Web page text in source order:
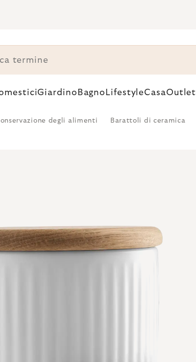
Giardino Bagno LifestyleCasaOutlet
degli alimenti Barattoli di ceramica